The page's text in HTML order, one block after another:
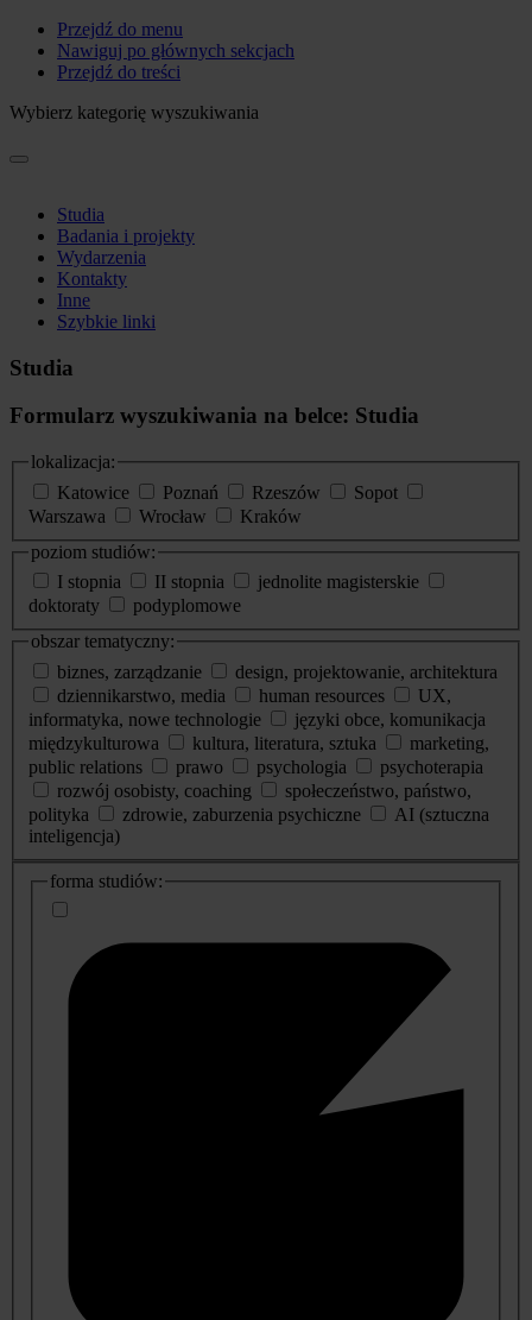
Przejdź do menu
Nawiguj po głównych sekcjach
Przejdź do treści
Wybierz kategorię wyszukiwania
Studia
Badania i projekty
Wydarzenia
Kontakty
Inne
Szybkie linki
Studia
Formularz wyszukiwania na belce: Studia
lokalizacja:
Katowice
Poznań Rzeszów
Sopot
Warszawa
Wrocław
Kraków
poziom studiów:
I stopnia
II stopnia
jednolite magisterskie
doktoraty
podyplomowe
obszar tematyczny:
biznes, zarządzanie
design, projektowanie, architektura
dziennikarstwo, media
human resources
UX,
informatyka, nowe technologie
języki obce, komunikacja
międzykulturowa
kultura, literatura, sztuka
marketing,
public relations
prawo psychologia
psychoterapia
rozwój osobisty, coaching
społeczeństwo, państwo,
polityka
zdrowie, zaburzenia psychiczne
AI (sztuczna
inteligencja)
dodatkowe
informacje
forma studiów: